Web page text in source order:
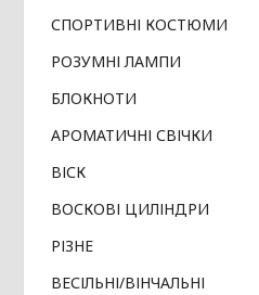
СПОРТИВНІ КОСТЮМИ
РОЗУМНІ ЛАМПИ
БЛОКНОТИ
АРОМАТИЧНІ СВІЧКИ
ВІСК
ВОСКОВІ ЦИЛІНДРИ
РІЗНЕ
ВЕСІЛЬНІ/ВІНЧАЛЬНІ